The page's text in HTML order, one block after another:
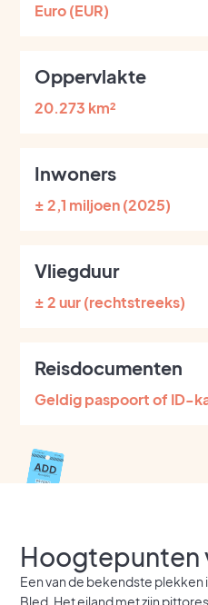
Euro (EUR)
Oppervlakte
20.273 km²
Inwoners
± 2,1 miljoen (2025)
Vliegduur
± 2 uur (rechtstreeks)
Reisdocumenten
Geldig paspoort of ID-
Hoogtepunten
Een van de bekendste plekken
Bled. Het eiland met zijn